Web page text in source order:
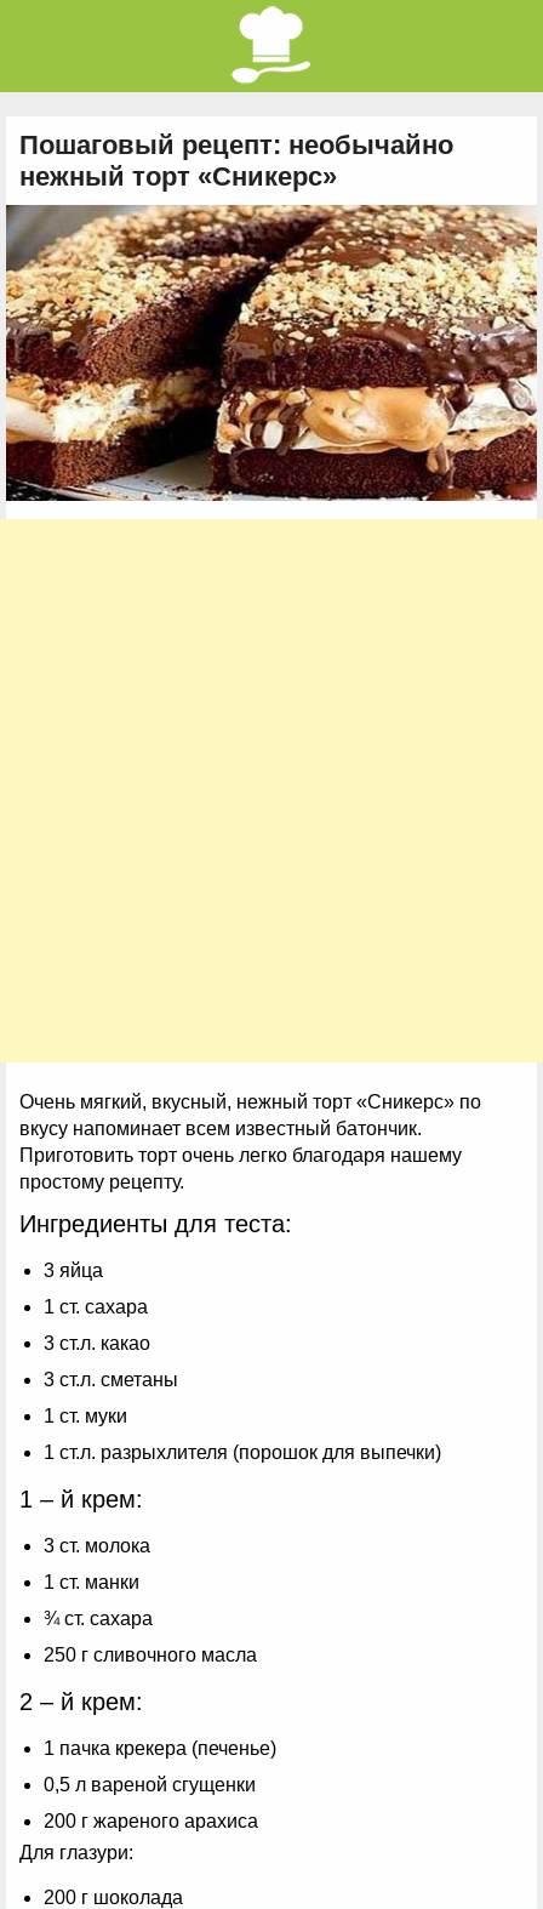
Пошаговый рецепт: необычайно
нежный торт «Сникерс»
Очень мягкий, вкусный, нежный торт «Сникерс» по
вкусу напоминает всем известный батончик.
Приготовить торт очень легко благодаря нашему
простому рецепту.
Ингредиенты для теста:
3 яйца
1 ст. сахара
3 ст.л. какао
3 ст.л. сметаны
1 ст. муки
1 ст.л. разрыхлителя (порошок для выпечки)
1 – й крем:
3 ст. молока
1 ст. манки
¾ ст. сахара
250 г сливочного масла
2 – й крем:
1 пачка крекера (печенье)
0,5 л вареной сгущенки
200 г жареного арахиса
Для глазури:
200 г шоколада